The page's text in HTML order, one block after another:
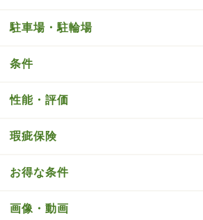
駐車場・駐輪場
条件
性能・評価
瑕疵保険
お得な条件
画像・動画